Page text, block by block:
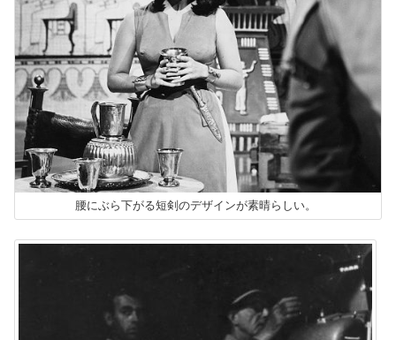
腰にぶら下がる短剣のデザインが素晴らしい。